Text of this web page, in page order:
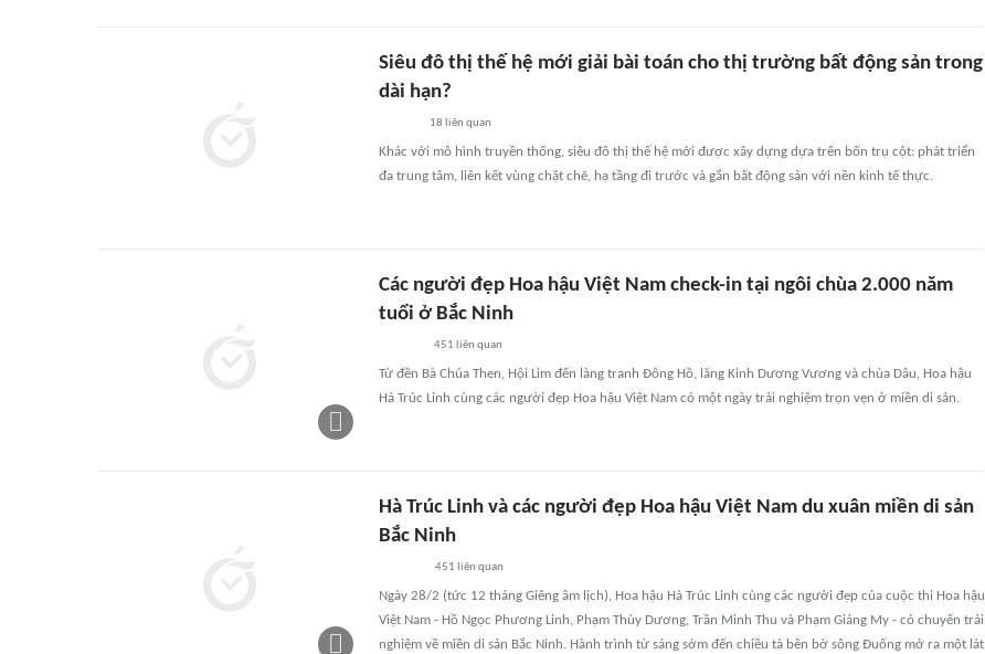
Siêu đô thị thế hệ mới giải bài toán cho thị trường bất động sản trong
dài hạn?
18 liên quan
Khác với mô hình truyền thống, siêu đô thị thế hệ mới được xây dựng dựa trên bốn trụ cột: phát triển
đa trung tâm, liên kết vùng chặt chẽ, hạ tầng đi trước và gắn bất động sản với nền kinh tế thực.
Các người đẹp Hoa hậu Việt Nam check-in tại ngôi chùa 2.000 năm
tuổi ở Bắc Ninh
451 liên quan
Từ đền Bà Chúa Then, Hội Lim đến làng tranh Đông Hồ, lăng Kinh Dương Vương và chùa Dâu, Hoa hậu
Hà Trúc Linh cùng các người đẹp Hoa hậu Việt Nam có một ngày trải nghiệm trọn vẹn ở miền di sản.
Hà Trúc Linh và các người đẹp Hoa hậu Việt Nam du xuân miền di sản
Bắc Ninh
451 liên quan
Ngày 28/2 (tức 12 tháng Giêng âm lịch), Hoa hậu Hà Trúc Linh cùng các người đẹp của cuộc thi Hoa hậu
Việt Nam - Hồ Ngọc Phương Linh, Phạm Thùy Dương, Trần Minh Thu và Phạm Giáng My - có chuyến trải
nghiệm về miền di sản Bắc Ninh. Hành trình từ sáng sớm đến chiều tà bên bờ sông Đuống mở ra một lát